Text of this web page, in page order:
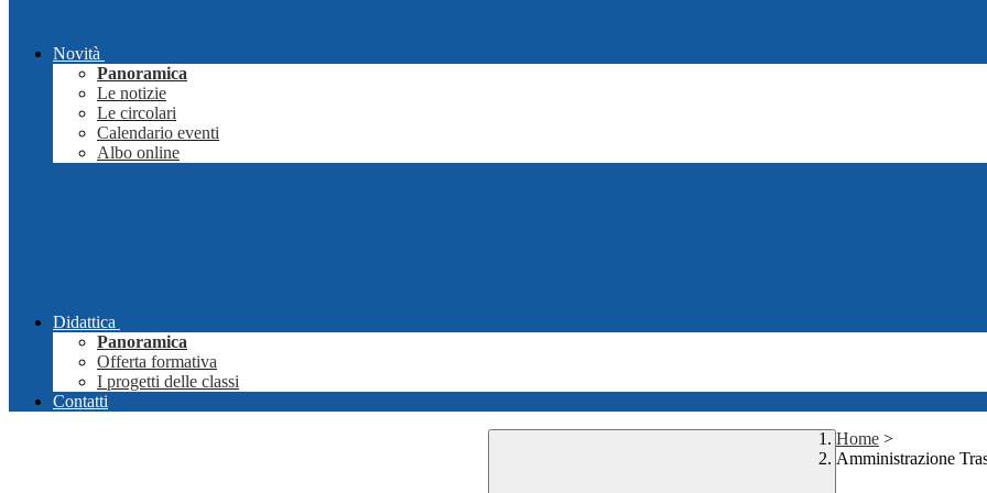
Novità
Panoramica
Le notizie
Le circolari
Calendario eventi
Albo online
Didattica
Panoramica
Offerta formativa
I progetti delle classi
Contatti
Home >
Amministrazione